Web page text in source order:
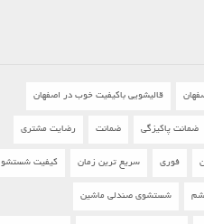
قالیشویی باکیفیت خوب در اصفهان
ضمانت پاکیزگی ضمانت رضایت مشتری
فوری سریع ترین زمان کیفیت شستشو
شستشوی صندلی ماشین